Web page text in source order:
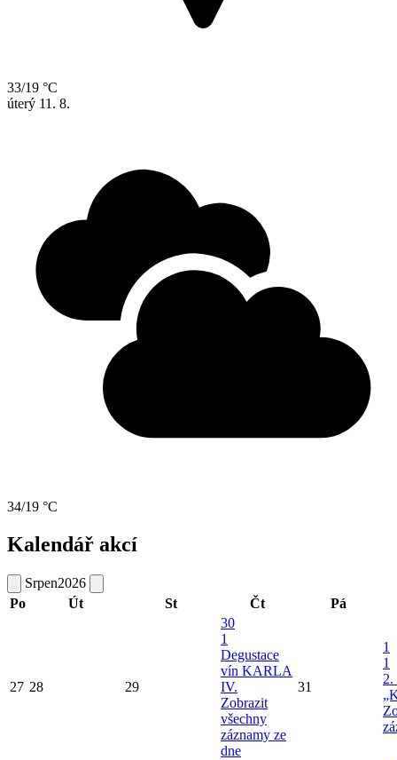
33/19 °C
úterý 11. 8.
34/19 °C
Kalendář akcí
Srpen2026
Po
Út St Čt Pá
27 28 29
30
1
Degustace
vín KARLA
IV.
Zobrazit
všechny
záznamy ze
dne
31
1
1
2.